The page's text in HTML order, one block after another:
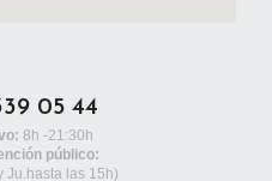
05 44
8h -21:30h
público:
Ju.hasta las 15h)